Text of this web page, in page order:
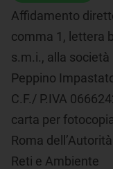
Affidamento
comma 1, lettera
s.m.i., alla società
Peppino
C.F./ P.IVA
carta per
Roma
Reti e Ambiente